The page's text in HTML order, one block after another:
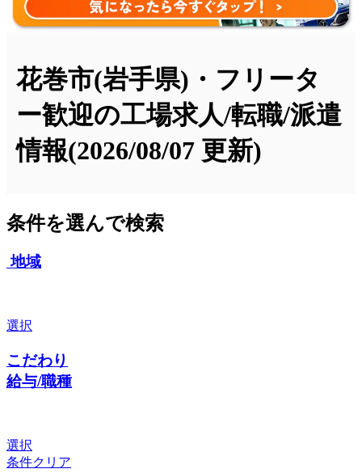
花巻市(岩手県)・フリータ
ー歓迎の工場求人/転職/派遣
情報(2026/08/07 更新)
条件を選んで検索
地域
選択
こだわり
給与/職種
選択
条件クリア